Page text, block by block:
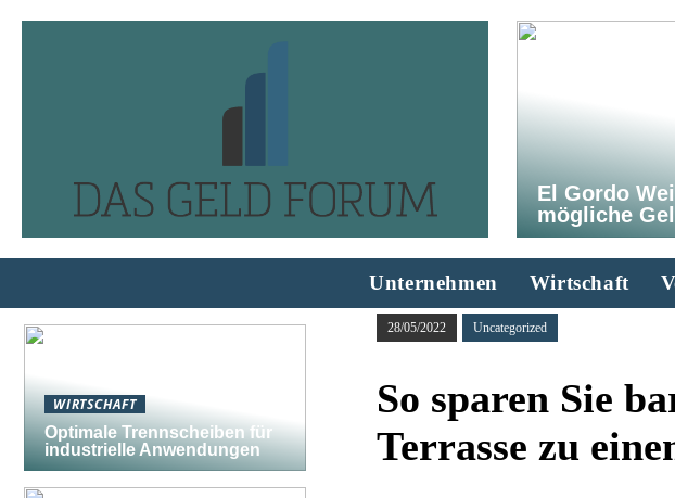
El Gordo
mögliche
Unternehmen Wirtschaft
28/05/2022 Uncategorized
So sparen Sie
Terrasse zu
WIRTSCHAFT
Optimale Trennscheiben für
industrielle Anwendungen